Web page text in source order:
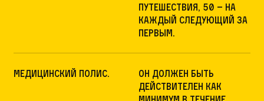
путешествия, 50 – на
каждый следующий за
первым.
Медицинский полис.
Он должен быть
действителен как